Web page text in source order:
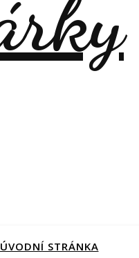
ÚVODNÍ STRÁNKA